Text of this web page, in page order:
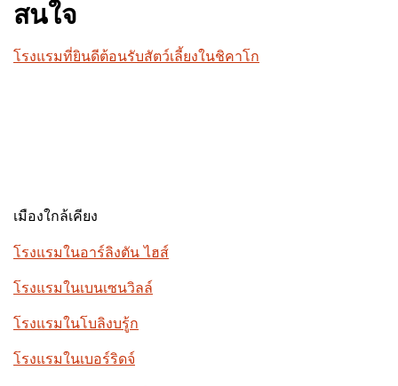
สนใจ
โรงแรมที่ยินดีต้อนรับสัตว์เลี้ยงในชิคาโก
เมืองใกล้เคียง
โรงแรมในอาร์ลิงตัน ไฮส์
โรงแรมในเบนเซนวิลล์
โรงแรมในโบลิงบรู้ก
โรงแรมในเบอร์ริดจ์